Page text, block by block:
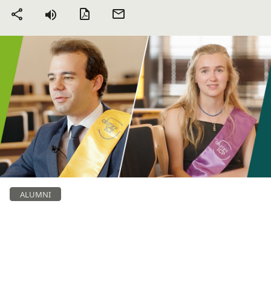
Partager Version PDF
ALUMNI